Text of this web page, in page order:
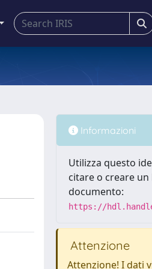
Informazioni
Utilizza questo
citare o creare
documento:
https://
Attenzione
Attenzione! I dati